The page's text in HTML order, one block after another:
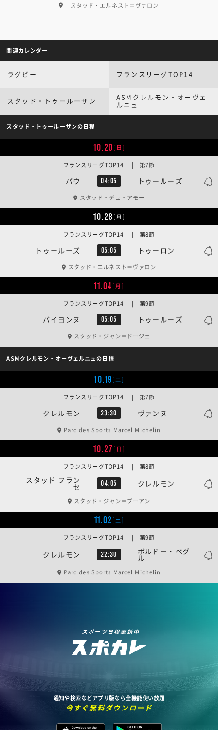
スタッド・エルネスト＝ヴァロン
関連カレンダー
ラグビー フランスリーグTOP14
スタッド・トゥールーザン
ASMクレルモン・オーヴェ
ルニュ
スタッド・トゥールーザンの日程
10.20[日]
パウ 04:05 トゥールーズ
フランスリーグTOP14 | 第7節
スタッド・デュ・アモー
10.28[月]
トゥールーズ 05:05 トゥーロン
フランスリーグTOP14 | 第8節
スタッド・エルネスト＝ヴァロン
11.04[月]
バイヨンヌ 05:05 トゥールーズ
フランスリーグTOP14 | 第9節
スタッド・ジャン＝ドージェ
ASMクレルモン・オーヴェルニュの日程
10.19[土]
クレルモン 23:30 ヴァンヌ
フランスリーグTOP14 | 第7節
Parc des Sports Marcel Michelin
10.27[日]
スタッド フラン
セ 04:05 クレルモン
フランスリーグTOP14 | 第8節
スタッド・ジャン＝ブーアン
11.02[土]
クレルモン 22:30 ボルドー・ベグ
ル
フランスリーグTOP14 | 第9節
Parc des Sports Marcel Michelin
スポーツ日程更新中
通知や検索などアプリ版なら全機能使い放題
今すぐ無料ダウンロード